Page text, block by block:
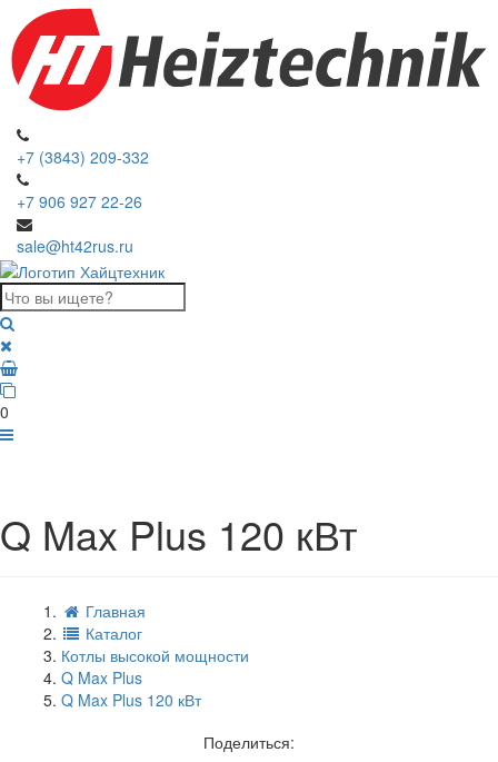
+7 (3843) 209-332
+7 906 927 22-26
sale@ht42rus.ru
0
Q Max Plus 120 кВт
Главная
Каталог
Котлы высокой мощности
Q Max Plus
Q Max Plus 120 кВт
Поделиться: